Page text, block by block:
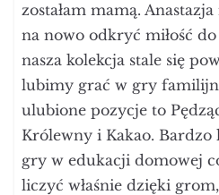
zostałam mamą.
na nowo odkryć miłość
nasza kolekcja stale się
lubimy grać w gry
ulubione pozycje to
Królewny i Kakao.
gry w edukacji domowej
liczyć właśnie dzięki